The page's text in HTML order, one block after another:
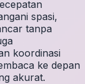
spasi,
tanpa
koordinasi
ke depan
akurat.